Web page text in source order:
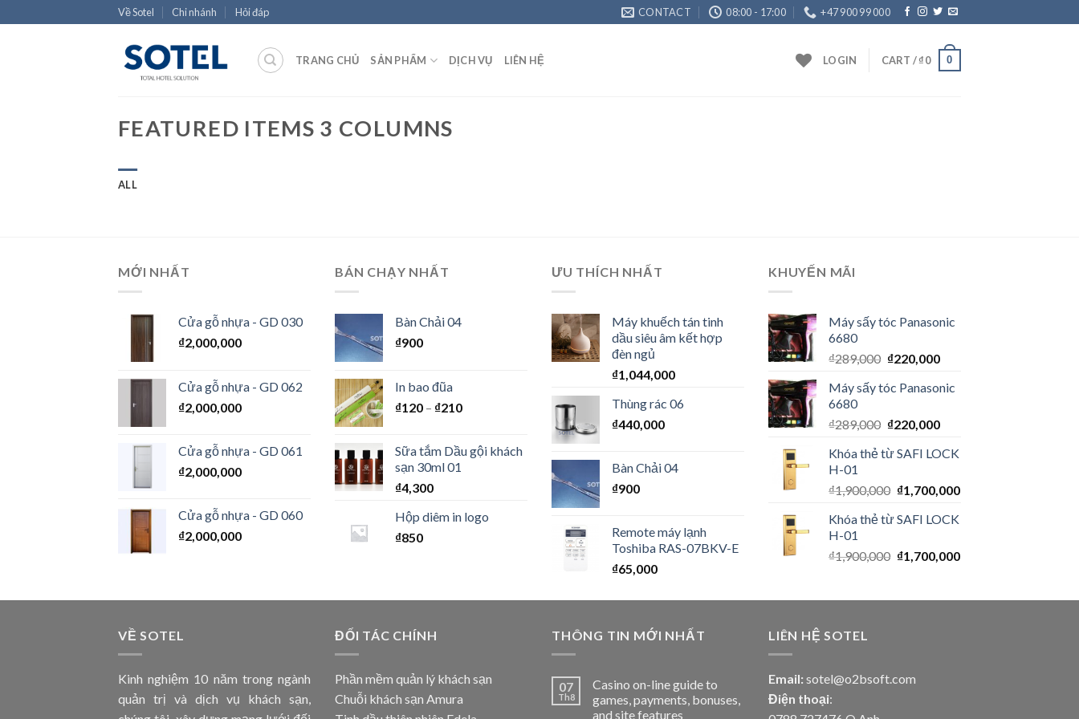
to
Về Sotel Chi nhánh Hỏi đáp CONTACT 08:00 - 17:00 +47 900 99 000
TRANG CHỦ SẢN PHẨM DỊCH VỤ LIÊN HỆ LOGIN CART /₫0 0
FEATURED ITEMS 3 COLUMNS
ALL
MỚI NHẤT
Cửa gỗ nhựa - GD 030
₫2,000,000
Cửa gỗ nhựa - GD 062
₫2,000,000
Cửa gỗ nhựa - GD 061
₫2,000,000
Cửa gỗ nhựa - GD 060
₫2,000,000
BÁN CHẠY NHẤT
Bàn Chải 04
₫900
In bao đũa
₫120 – ₫210
Sữa tắm Dầu gội khách
sạn 30ml 01
₫4,300
Hộp diêm in logo
₫850
ƯU THÍCH NHẤT
Máy khuếch tán tinh
dầu siêu âm kết hợp
đèn ngủ
₫1,044,000
Thùng rác 06
₫440,000
Bàn Chải 04
₫900
Remote máy lạnh
Toshiba RAS-07BKV-E
₫65,000
KHUYẾN MÃI
Máy sấy tóc Panasonic
6680
₫289,000 ₫220,000
Máy sấy tóc Panasonic
6680
₫289,000 ₫220,000
Khóa thẻ từ SAFI LOCK
H-01
₫1,900,000 ₫1,700,000
Khóa thẻ từ SAFI LOCK
H-01
₫1,900,000 ₫1,700,000
VỀ SOTEL
Kinh nghiệm 10 năm trong ngành
quản trị và dịch vụ khách sạn,
ĐỐI TÁC CHÍNH
Phần mềm quản lý khách sạn
Chuỗi khách sạn Amura
THÔNG TIN MỚI NHẤT
07
Th8
Casino on-line guide to
games, payments, bonuses,
and site features
LIÊN HỆ SOTEL
Email: sotel@o2bsoft.com
Điện thoại: